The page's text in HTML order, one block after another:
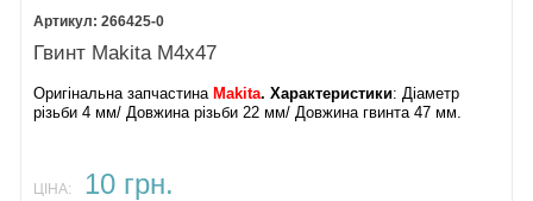
266425-0
Гвинт Makita М4х47
Оригінальна запчастина Makita. Характеристики: Діаметр
різьби 4 мм/ Довжина різьби 22 мм/ Довжина гвинта 47 мм.
ЦІНА: 10 грн.